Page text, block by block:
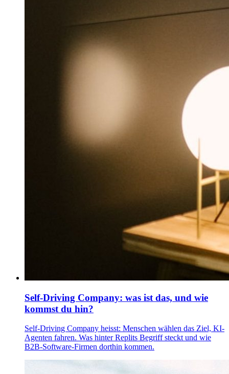
Self-Driving Company: was ist das, und wie
kommst du hin?
Self-Driving Company heisst: Menschen wählen das Ziel, KI-
Agenten fahren. Was hinter Replits Begriff steckt und wie
B2B-Software-Firmen dorthin kommen.